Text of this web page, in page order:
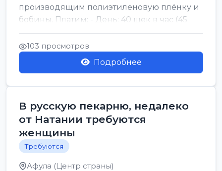
производящим полиэтиленовую плёнку и
бобины. Платим: - День: 40 шек в час (45
для синих бумаг и виз) -...
103 просмотров
Подробнее
В русскую пекарню, недалеко
от Натании требуются
женщины
Требуются
Афула (Центр страны)